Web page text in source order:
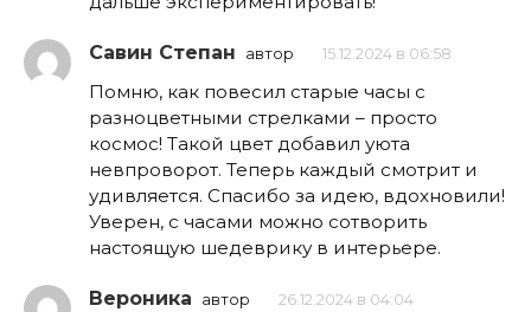
Савин Степан автор 15.12.2024 в 06:58
Помню, как повесил старые часы с
разноцветными стрелками – просто
космос! Такой цвет добавил уюта
невпроворот. Теперь каждый смотрит и
удивляется. Спасибо за идею, вдохновили!
Уверен, с часами можно сотворить
настоящую шедеврику в интерьере.
Вероника автор 26.12.2024 в 04:04